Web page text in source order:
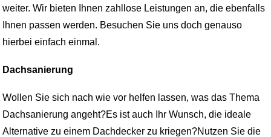
weiter. Wir bieten Ihnen zahllose Leistungen an, die ebenfalls
Ihnen passen werden. Besuchen Sie uns doch genauso
hierbei einfach einmal.
Dachsanierung
Wollen Sie sich nach wie vor helfen lassen, was das Thema
Dachsanierung angeht?Es ist auch Ihr Wunsch, die ideale
Alternative zu einem Dachdecker zu kriegen?Nutzen Sie die